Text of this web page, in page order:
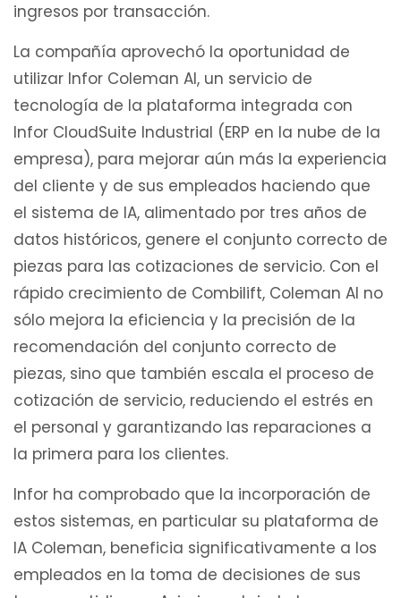
ingresos por transacción.
La compañía aprovechó la oportunidad de
utilizar Infor Coleman AI, un servicio de
tecnología de la plataforma integrada con
Infor CloudSuite Industrial (ERP en la nube de la
empresa), para mejorar aún más la experiencia
del cliente y de sus empleados haciendo que
el sistema de IA, alimentado por tres años de
datos históricos, genere el conjunto correcto de
piezas para las cotizaciones de servicio. Con el
rápido crecimiento de Combilift, Coleman AI no
sólo mejora la eficiencia y la precisión de la
recomendación del conjunto correcto de
piezas, sino que también escala el proceso de
cotización de servicio, reduciendo el estrés en
el personal y garantizando las reparaciones a
la primera para los clientes.
Infor ha comprobado que la incorporación de
estos sistemas, en particular su plataforma de
IA Coleman, beneficia significativamente a los
empleados en la toma de decisiones de sus